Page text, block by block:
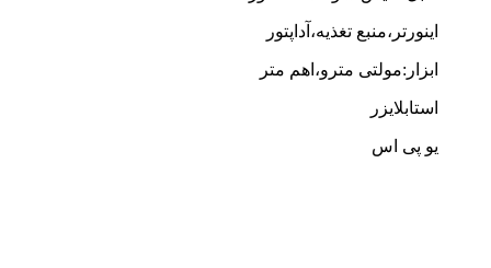
اینورتر،منبع تغذیه،آداپتور
ابزار:مولتی مترو،اهم متر
استابلایزر
یو پی اس